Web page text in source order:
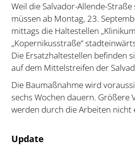
Weil die Salvador-Allende-
müssen ab Montag, 23.
mittags die Haltestellen
„Kopernikusstraße“
Die Ersatzhaltestellen befinden
auf dem Mittelstreifen der
Die Baumaßnahme wird
sechs Wochen dauern. Größere
werden durch die Arbeiten nicht
Update